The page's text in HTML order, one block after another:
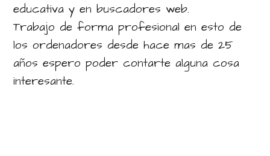
educativa y en buscadores web.
Trabajo de forma profesional en esto de
los ordenadores desde hace mas de 25
años espero poder contarte alguna cosa
interesante.